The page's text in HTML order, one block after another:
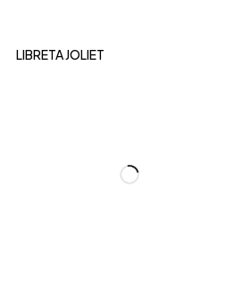
LIBRETA JOLIET